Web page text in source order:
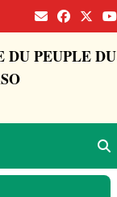
DU PEUPLE DU